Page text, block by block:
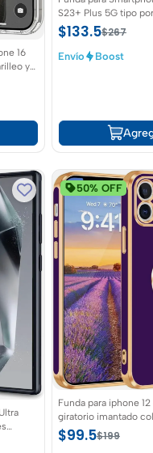
16
y
S23+ Plus 5G tipo
Samsung S23 plus 5G
$133.5$267
Envío Boost
50% OFF
Funda para iphone
giratorio imantado
$99.5$199